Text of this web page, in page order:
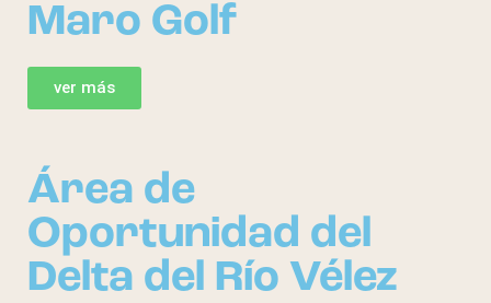
Maro Golf
ver más
Área de
Oportunidad del
Delta del Río Vélez